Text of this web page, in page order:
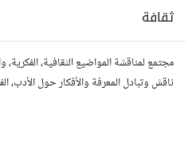
ثقافة
مجتمع لمناقشة المواضيع الثقافية،
ناقش وتبادل المعرفة والأفكار حول الأدب،